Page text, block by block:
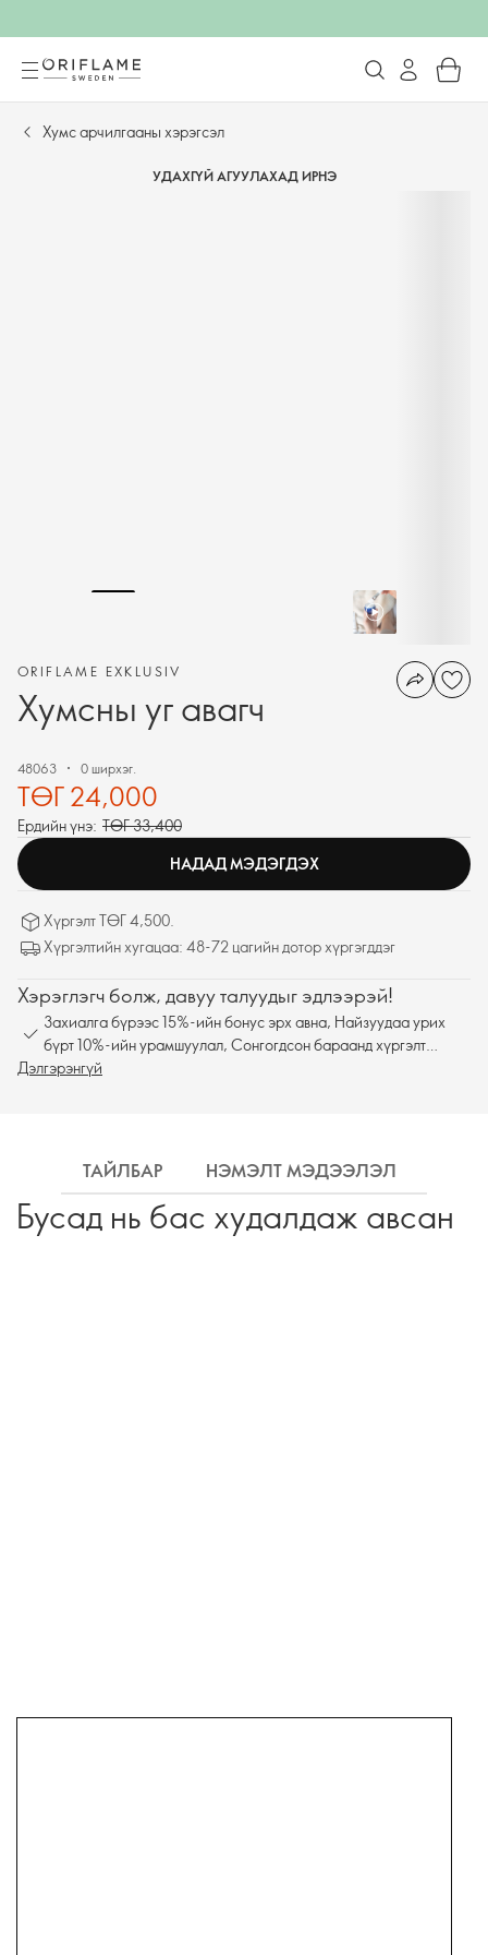
Хумс арчилгааны хэрэгсэл
УДАХГҮЙ АГУУЛАХАД ИРНЭ
ORIFLAME EXKLUSIV
Хумсны уг авагч
48063 0 ширхэг.
ТӨГ 24,000
Ердийн үнэ: ТӨГ 33,400
НАДАД МЭДЭГДЭХ
Хүргэлт ТӨГ 4,500.
Хүргэлтийн хугацаа: 48-72 цагийн дотор хүргэгддэг
Хэрэглэгч болж, давуу талуудыг эдлээрэй!
Захиалга бүрээс 15%-ийн бонус эрх авна, Найзуудаа урих
бүрт 10%-ийн урамшуулал, Сонгогдсон бараанд хүргэлт
үнэгүй
Дэлгэрэнгүй
ТАЙЛБАР НЭМЭЛТ МЭДЭЭЛЭЛ
Бусад нь бас худалдаж авсан